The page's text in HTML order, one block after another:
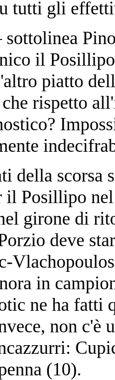
tutti gli
il
piatto
rispetto
della scorsa
il Posillipo
girone di
deve
in
ne ha fatti
non c'è
(10).